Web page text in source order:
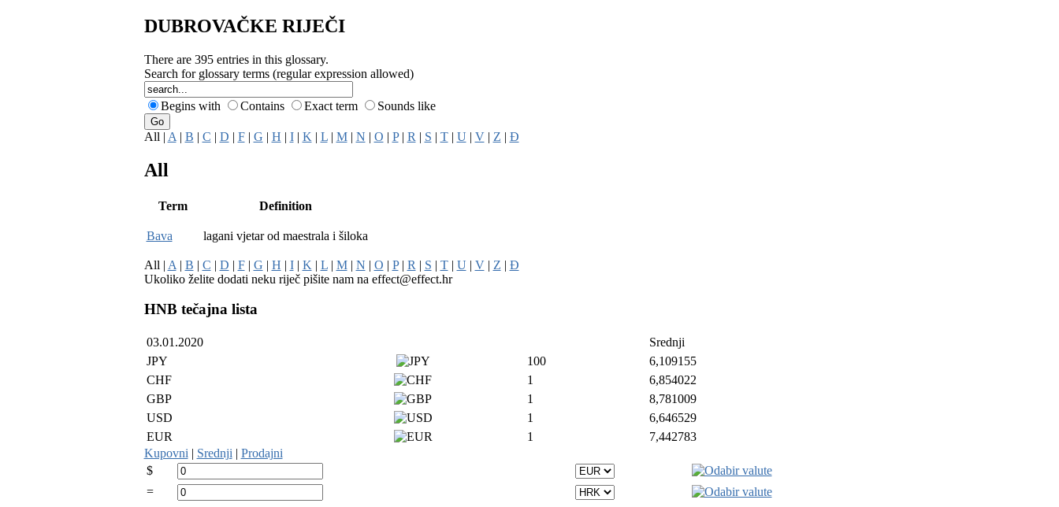
DUBROVAČKE RIJEČI
There are 395 entries in this glossary.
Search for glossary terms (regular expression allowed)
Begins with Contains Exact term Sounds like
All | A | B | C | D | F| G | H | I| K | L| M| N | O | P| R | S | T| U | V| Z | Đ
All
Term Definition
Bava lagani vjetar od maestrala i šiloka
All | A | B | C | D | F| G | H | I| K | L| M| N | O | P| R | S | T| U | V| Z | Đ
Ukoliko želite dodati neku riječ pišite nam na effect@effect.hr
HNB tečajna lista
03.01.2020
Srednji
JPY
100
6,109155
CHF
1
6,854022
GBP
1
8,781009
USD
1
6,646529
EUR
1
7,442783
Kupovni | Srednji | Prodajni
$
=